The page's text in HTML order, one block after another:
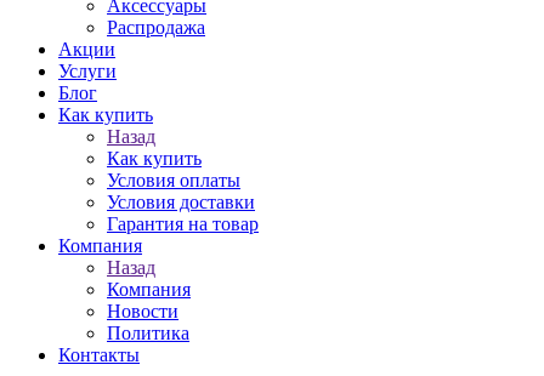
Аксессуары
Распродажа
Акции
Услуги
Блог
Как купить
Назад
Как купить
Условия оплаты
Условия доставки
Гарантия на товар
Компания
Назад
Компания
Новости
Политика
Контакты